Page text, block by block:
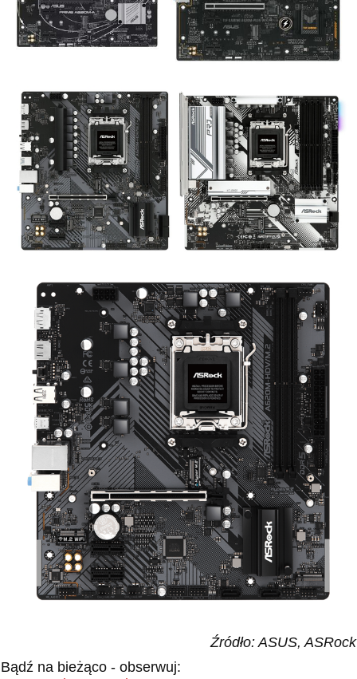
Źródło: ASUS, ASRock
Bądź na bieżąco - obserwuj: